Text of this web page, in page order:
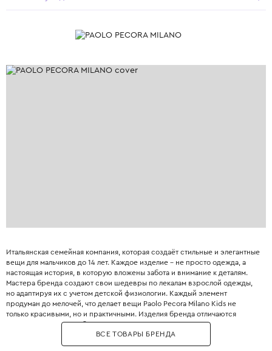
Итальянская семейная компания, которая создаёт стильные и элегантные
вещи для мальчиков до 14 лет. Каждое изделие – не просто одежда, а
настоящая история, в которую вложены забота и внимание к деталям.
Мастера бренда создают свои шедевры по лекалам взрослой одежды,
но адаптируя их с учетом детской физиологии. Каждый элемент
продуман до мелочей, что делает вещи Paolo Pecora Milano Kids не
только красивыми, но и практичными. Изделия бренда отличаются
высоким качеством и безупречным кроем. Бренд использует только
натуральные материалы – мягкий хлопок, нежное бамбуковое волокно,
тёплую шерсть мериноса и эластичный полиэстер, чтобы каждая вещь
ВСЕ ТОВАРЫ БРЕНДА